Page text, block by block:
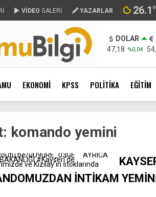
VİDEO GALERİ YAZARLAR 26.1°
DOLAR
47,18 %0,04
EKONOMİ KPSS POLİTİKA EĞİTİM
komando yemini
İNTİKAM